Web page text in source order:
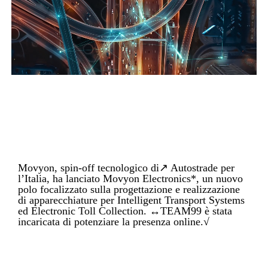
Movyon, spin‑off tecnologico di↗ Autostrade per
l’Italia, ha lanciato Movyon Electronics*, un nuovo
polo focalizzato sulla progettazione e realizzazione
di apparecchiature per Intelligent Transport Systems
ed Electronic Toll Collection. ↔TEAM99 è stata
incaricata di potenziare la presenza online.√